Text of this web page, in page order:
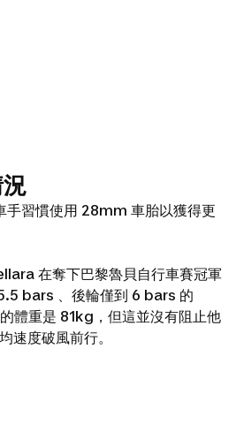
手習慣使用 28mm 車胎以獲得更
在奪下巴黎魯貝自行車賽冠軍
bars 、後輪僅到 6 bars 的
體重是 81kg，但這並沒有阻止他
度破風前行。